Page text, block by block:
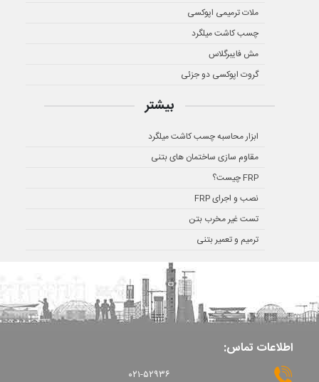
ملات ترمیمی اپوکسی
چسب کاشت میلگرد
مش فایبرگلاس
گروت اپوکسی دو جزئی
بیشتر
ابزار محاسبه چسب کاشت میلگرد
مقاوم سازی ساختمان های بتنی
FRP چیست؟
نصب و اجرای FRP
تست غیر مخرب بتن
ترمیم و تعمیر بتنی
اطلاعات تماس:
۰۲۱-۵۲۹۳۶